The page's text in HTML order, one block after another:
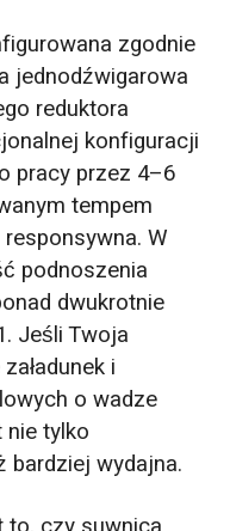
zgodnie
jednodźwigarowa
reduktora
konfiguracji
pracy przez 4–6
tempem
W
podnoszenia
dwukrotnie
Jeśli Twoja
i
o wadze
tylko
bardziej wydajna.